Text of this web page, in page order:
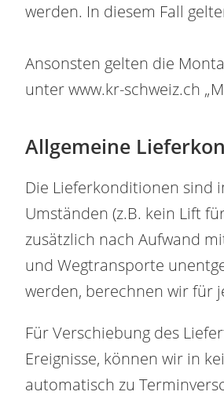
werden. In diesem Fall
Ansonsten gelten die
unter www.kr-schweiz.ch
Allgemeine
Die Lieferkonditionen sind
Umständen (z.B. kein Lift
zusätzlich nach Aufwand
und Wegtransporte
werden, berechnen wir für
Für Verschiebung des
Ereignisse, können wir in
automatisch zu